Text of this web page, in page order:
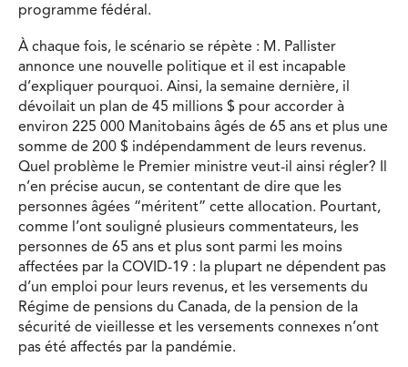
programme fédéral.
À chaque fois, le scénario se répète : M. Pallister
annonce une nouvelle politique et il est incapable
d’expliquer pourquoi. Ainsi, la semaine dernière, il
dévoilait un plan de 45 millions $ pour accorder à
environ 225 000 Manitobains âgés de 65 ans et plus une
somme de 200 $ indépendamment de leurs revenus.
Quel problème le Premier ministre veut-il ainsi régler? Il
n’en précise aucun, se contentant de dire que les
personnes âgées “méritent” cette allocation. Pourtant,
comme l’ont souligné plusieurs commentateurs, les
personnes de 65 ans et plus sont parmi les moins
affectées par la COVID-19 : la plupart ne dépendent pas
d’un emploi pour leurs revenus, et les versements du
Régime de pensions du Canada, de la pension de la
sécurité de vieillesse et les versements connexes n’ont
pas été affectés par la pandémie.